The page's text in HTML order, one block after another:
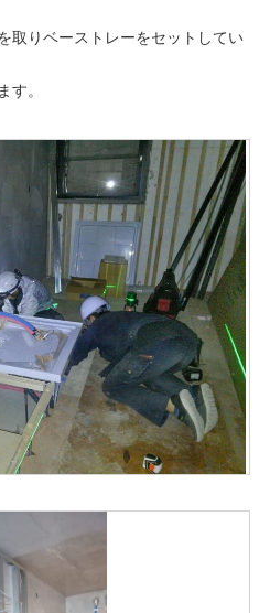
取りベーストレーをセットしてい
す。